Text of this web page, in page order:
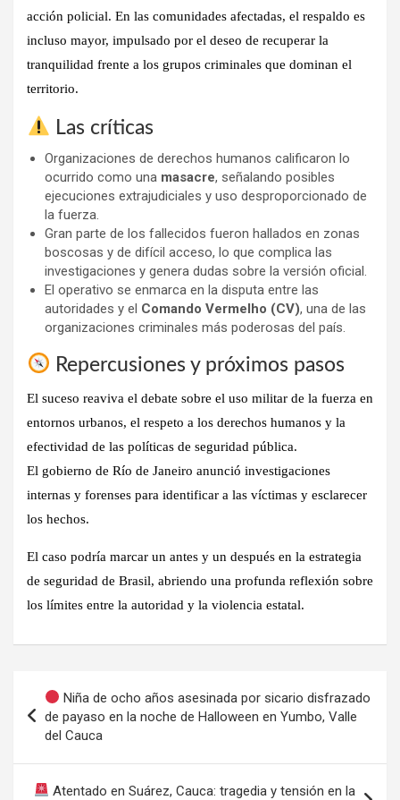
acción policial. En las comunidades afectadas, el respaldo es
incluso mayor, impulsado por el deseo de recuperar la
tranquilidad frente a los grupos criminales que dominan el
territorio.
Las críticas
Organizaciones de derechos humanos calificaron lo
ocurrido como una masacre, señalando posibles
ejecuciones extrajudiciales y uso desproporcionado de
la fuerza.
Gran parte de los fallecidos fueron hallados en zonas
boscosas y de difícil acceso, lo que complica las
investigaciones y genera dudas sobre la versión oficial.
El operativo se enmarca en la disputa entre las
autoridades y el Comando Vermelho (CV), una de las
organizaciones criminales más poderosas del país.
Repercusiones y próximos pasos
El suceso reaviva el debate sobre el uso militar de la fuerza en
entornos urbanos, el respeto a los derechos humanos y la
efectividad de las políticas de seguridad pública.
El gobierno de Río de Janeiro anunció investigaciones
internas y forenses para identificar a las víctimas y esclarecer
los hechos.
El caso podría marcar un antes y un después en la estrategia
de seguridad de Brasil, abriendo una profunda reflexión sobre
los límites entre la autoridad y la violencia estatal.
de
entradas
Niña de ocho años asesinada por sicario disfrazado
de payaso en la noche de Halloween en Yumbo, Valle
del Cauca
Atentado en Suárez, Cauca: tragedia y tensión en la